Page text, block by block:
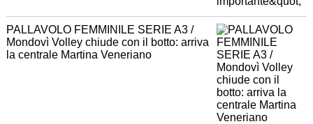
PALLAVOLO FEMMINILE SERIE A3 /
Mondovì Volley chiude con il botto: arriva
la centrale Martina Veneriano